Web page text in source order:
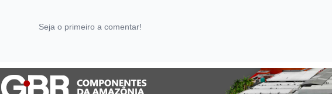
Seja o primeiro a comentar!